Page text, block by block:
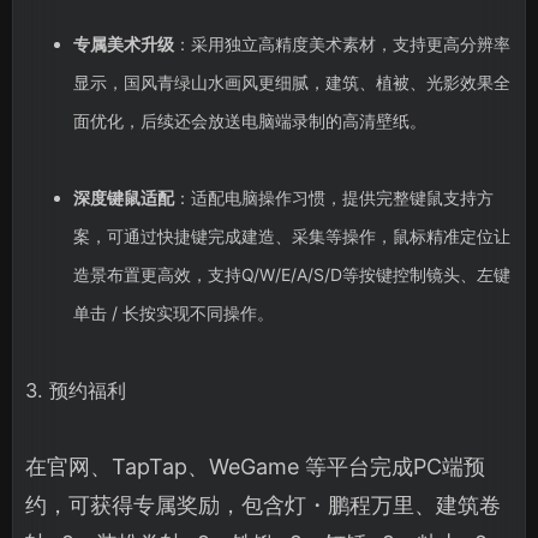
专属美术升级：采用独立高精度美术素材，支持更高分辨率
显示，国风青绿山水画风更细腻，建筑、植被、光影效果全
面优化，后续还会放送电脑端录制的高清壁纸。
深度键鼠适配：适配电脑操作习惯，提供完整键鼠支持方
案，可通过快捷键完成建造、采集等操作，鼠标精准定位让
造景布置更高效，支持Q/W/E/A/S/D等按键控制镜头、左键
单击 / 长按实现不同操作。
3. 预约福利
在官网、TapTap、WeGame 等平台完成PC端预
约，可获得专属奖励，包含灯・鹏程万里、建筑卷